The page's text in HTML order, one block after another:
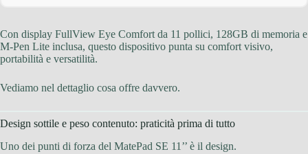
Con display FullView Eye Comfort da 11 pollici, 128GB di memoria e
M-Pen Lite inclusa, questo dispositivo punta su comfort visivo,
portabilità e versatilità.
Vediamo nel dettaglio cosa offre davvero.
Design sottile e peso contenuto: praticità prima di tutto
Uno dei punti di forza del MatePad SE 11’’ è il design.